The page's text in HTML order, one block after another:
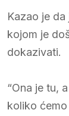
Kazao je
kojom je
dokazivati.
“Ona je tu,
koliko